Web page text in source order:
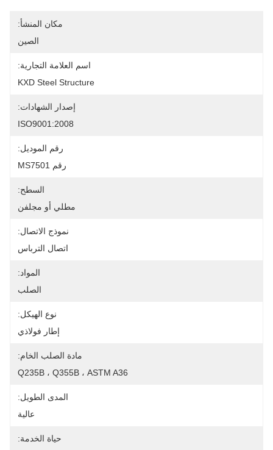
مكان المنشأ:
الصين
اسم العلامة التجارية:
KXD Steel Structure
إصدار الشهادات:
ISO9001:2008
رقم الموديل:
رقم MS7501
السطح:
مطلي أو مجلفن
نموذج الاتصال:
اتصال الترباس
المواد:
الصلب
نوع الهيكل:
إطار فولاذي
مادة الصلب الخام:
Q235B ، Q355B ، ASTM A36
المدى الطويل:
عالية
حياة الخدمة: